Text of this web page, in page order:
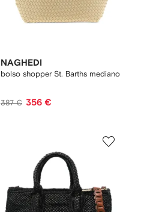
NAGHEDI
bolso shopper St. Barths mediano
387 € 356 €